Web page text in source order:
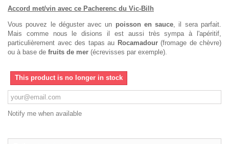
Accord met/vin avec ce Pacherenc du Vic-Bilh
Vous pouvez le déguster avec un poisson en sauce , il sera parfait.
Mais comme nous le disions il est aussi très sympa à l'apéritif,
particulièrement avec des tapas au Rocamadour(fromage de chèvre)
ou à base de fruits de mer (écrevisses par exemple).
This product is no longer in stock
Notify me when available